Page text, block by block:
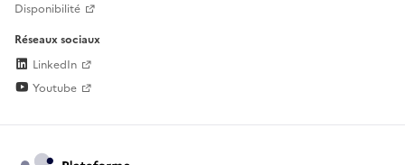
Disponibilité
Réseaux sociaux
LinkedIn
Youtube